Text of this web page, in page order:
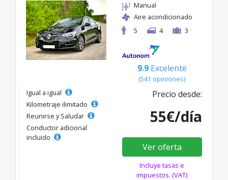
Manual
Aire acondicionado
5
4 3
9.9 Excelente
(541 opiniones)
Igual a igual
Kilometraje ilimitado
Reunirse y Saludar
Conductor adicional
incluido
Precio desde:
55€/día
Ver oferta
Incluye tasas e
impuestos. (VAT)